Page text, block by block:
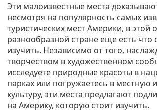
Эти малоизвестные места
несмотря на популярность самых
туристических мест Америки, в этой
разнообразной стране еще есть что
изучить. Независимо от того,
творчеством в художественном
исследуете природные красоты в
парках или погружаетесь в местную
культуру, эти места предлагают
на Америку, которую стоит изучить.